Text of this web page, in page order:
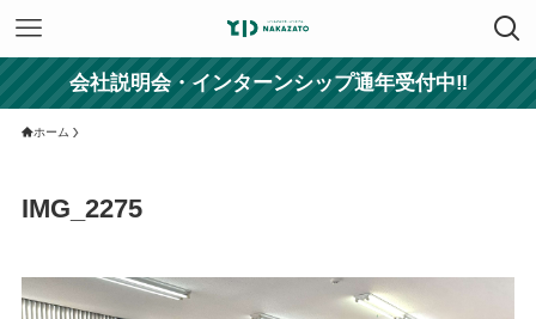
会社説明会・インターンシップ通年受付中‼
ホーム
IMG_2275